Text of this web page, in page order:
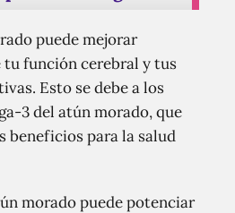
puede mejorar
función cerebral y tus
Esto se debe a los
3 del atún morado, que
beneficios para la salud
morado puede potenciar